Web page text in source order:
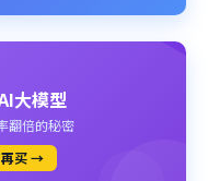
大模型
翻倍的秘密
再买 →